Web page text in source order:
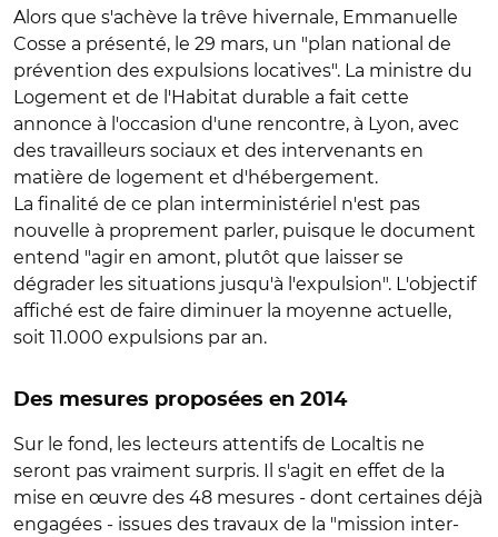
Alors que s'achève la trêve hivernale, Emmanuelle
Cosse a présenté, le 29 mars, un "plan national de
prévention des expulsions locatives". La ministre du
Logement et de l'Habitat durable a fait cette
annonce à l'occasion d'une rencontre, à Lyon, avec
des travailleurs sociaux et des intervenants en
matière de logement et d'hébergement.
La finalité de ce plan interministériel n'est pas
nouvelle à proprement parler, puisque le document
entend "agir en amont, plutôt que laisser se
dégrader les situations jusqu'à l'expulsion". L'objectif
affiché est de faire diminuer la moyenne actuelle,
soit 11.000 expulsions par an.
Des mesures proposées en 2014
Sur le fond, les lecteurs attentifs de Localtis ne
seront pas vraiment surpris. Il s'agit en effet de la
mise en œuvre des 48 mesures - dont certaines déjà
engagées - issues des travaux de la "mission inter-